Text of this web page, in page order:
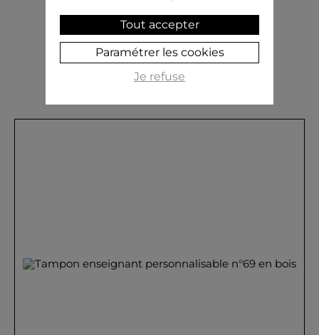
PERSONNALISER
Tout accepter
Paramétrer les cookies
Je refuse